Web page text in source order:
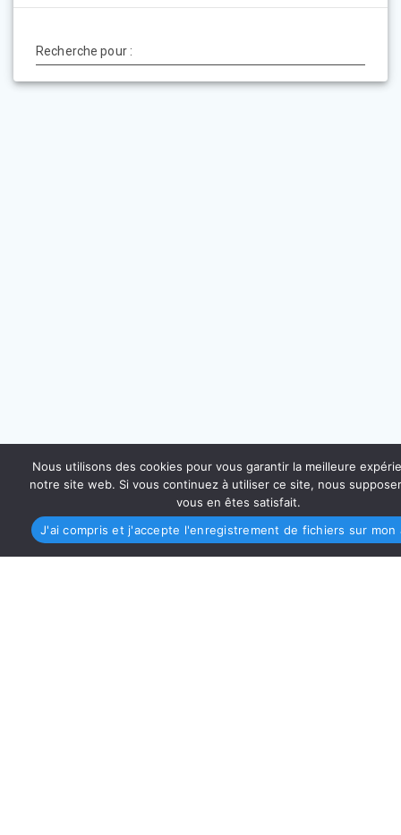
Recherche pour :
Nous utilisons des cookies pour vous garantir la meilleure
notre site web. Si vous continuez à utiliser ce site, nous
vous en êtes satisfait.
J'ai compris et j'accepte l'enregistrement de fichiers sur mon